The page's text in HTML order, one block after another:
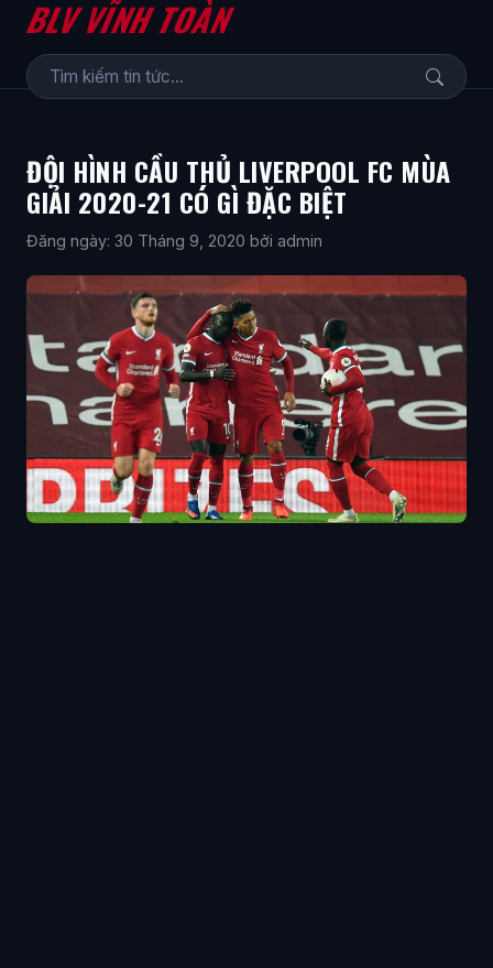
BLV VĨNH TOÀN
ĐỘI HÌNH CẦU THỦ LIVERPOOL FC MÙA
GIẢI 2020-21 CÓ GÌ ĐẶC BIỆT
Đăng ngày: 30 Tháng 9, 2020 bởi admin